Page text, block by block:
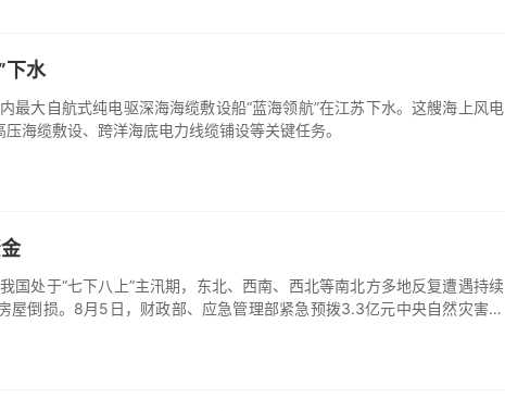
下水
最大自航式纯电驱深海海缆敷设船“蓝海领航”在江苏下水。这艘海上风电
海缆敷设、跨洋海底电力线缆铺设等关键任务。
处于“七下八上”主汛期，东北、西南、西北等南北方多地反复遭遇持续
屋倒损。8月5日，财政部、应急管理部紧急预拨3.3亿元中央自然灾害救